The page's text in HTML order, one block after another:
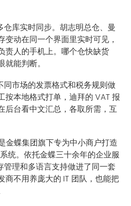
库实时同步。胡志明总仓、曼
动在同一个界面里实时可见，
责人的手机上。哪个仓快缺货
能判断。
同市场的发票格式和税务规则做
按本地格式打单，迪拜的 VAT 报
后台看中文汇总，各取所需，互
金蝶集团旗下专为中小商户打造
统。依托金蝶三十余年的企业服
管理和多语言支持做进了同一套
商不用养庞大的 IT 团队，也能把